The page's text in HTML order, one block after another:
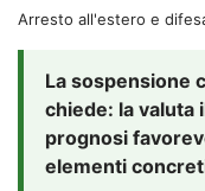
Arresto all'estero e
La sospensione
chiede: la valuta
prognosi
elementi